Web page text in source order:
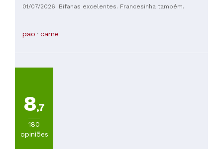
01/07/2026: Bifanas excelentes. Francesinha também.
pao carne
8,7
180
opiniões